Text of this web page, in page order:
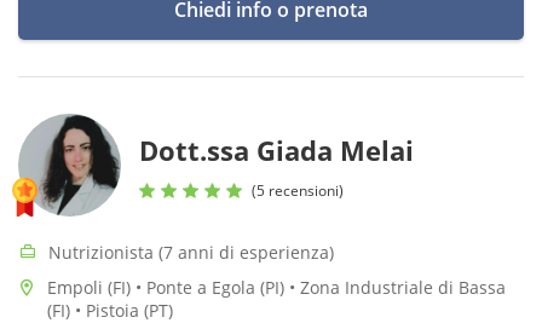
Chiedi info o prenota
Dott.ssa Giada Melai
(5 recensioni)
Nutrizionista (7 anni di esperienza)
Empoli (FI) • Ponte a Egola (PI) • Zona Industriale di Bassa
(FI) • Pistoia (PT)